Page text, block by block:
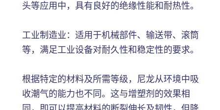
头等应用中，具有良好的绝缘性能和耐热性。
工业制造业：适用于机械部件、输送带、滚筒
等，满足工业设备对耐久性和稳定性的要求。
根据特定的材料及所需等级，尼龙从环境中吸
收潮气的能力也不同。这与增塑剂的效果相